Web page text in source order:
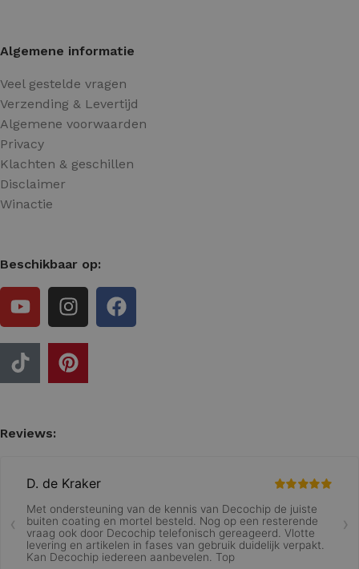
Algemene informatie
Veel gestelde vragen
Verzending & Levertijd
Algemene voorwaarden
Privacy
Klachten & geschillen
Disclaimer
Winactie
Beschikbaar op:
Reviews: